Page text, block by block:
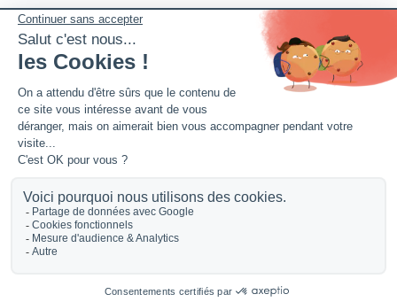
SUIVEZ GERANT DE SARL
Twitter
Facebook